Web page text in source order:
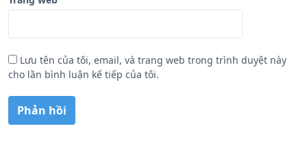
Lưu tên của tôi, email, và trang web trong trình duyệt này
cho lần bình luận kế tiếp của tôi.